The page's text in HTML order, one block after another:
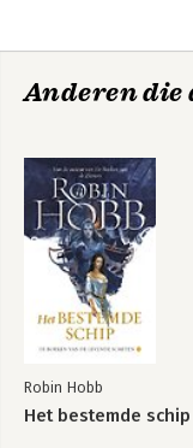
Anderen die
Robin Hobb
Het bestemde schip